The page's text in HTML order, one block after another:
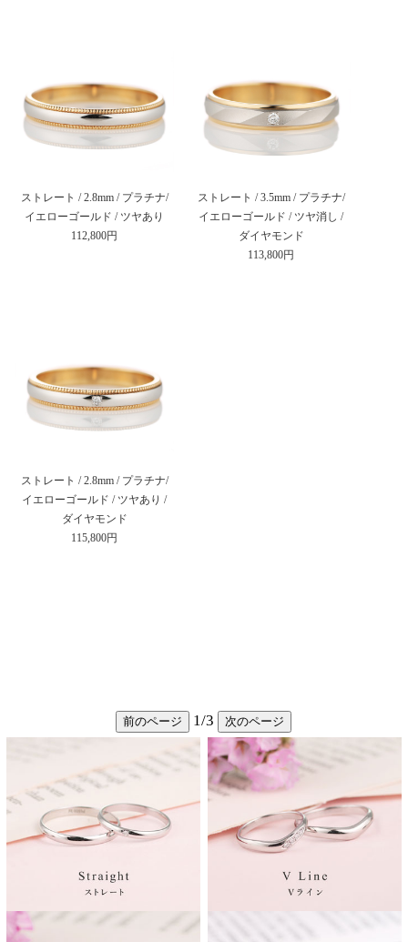
ストレート / 3.5mm / プラチナ/
イエローゴールド / ツヤ消し /
ダイヤモンド
113,800円
ストレート / 2.8mm / プラチナ/
イエローゴールド / ツヤあり
112,800円
ストレート / 2.8mm / プラチナ/
イエローゴールド / ツヤあり /
ダイヤモンド
115,800円
前のページ 1/3 次のページ